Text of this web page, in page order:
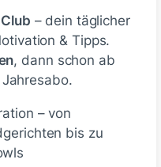
– dein täglicher
& Tipps.
, dann schon ab
– von
bis zu